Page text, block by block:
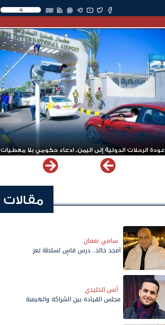
EN
عودة الرحلات الدولية إلى اليمن.. ادعاء حكومي بلا معطيات
مقالات
سامي نعمان
أمجد خالد.. درس قاسٍ لسلطة تعز
أنس الخليدي
مجلس القيادة بين الشراكة والهيمنة